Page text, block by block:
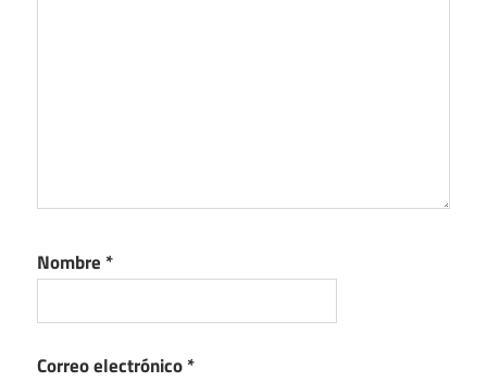
Nombre *
Correo electrónico*